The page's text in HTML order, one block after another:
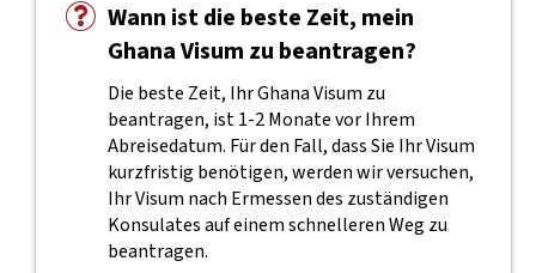
Wann ist die beste Zeit, mein
Ghana Visum zu beantragen?
Die beste Zeit, Ihr Ghana Visum zu
beantragen, ist 1-2 Monate vor Ihrem
Abreisedatum. Für den Fall, dass Sie Ihr Visum
kurzfristig benötigen, werden wir versuchen,
Ihr Visum nach Ermessen des zuständigen
Konsulates auf einem schnelleren Weg zu
beantragen.